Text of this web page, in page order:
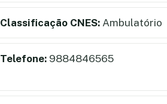
Classificação CNES: Ambulatório
Telefone: 9884846565